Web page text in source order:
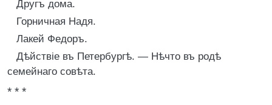
Другъ дома.
Горничная Надя.
Лакей Федоръ.
Дѣйствіе въ Петербургѣ. — Нѣчто въ родѣ
семейнаго совѣта.
* * *